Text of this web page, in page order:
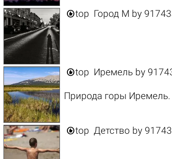
top Город M by
top Иремель by
Природа горы
top Детство by